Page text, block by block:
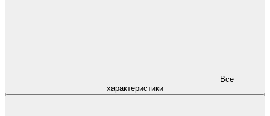
характеристики